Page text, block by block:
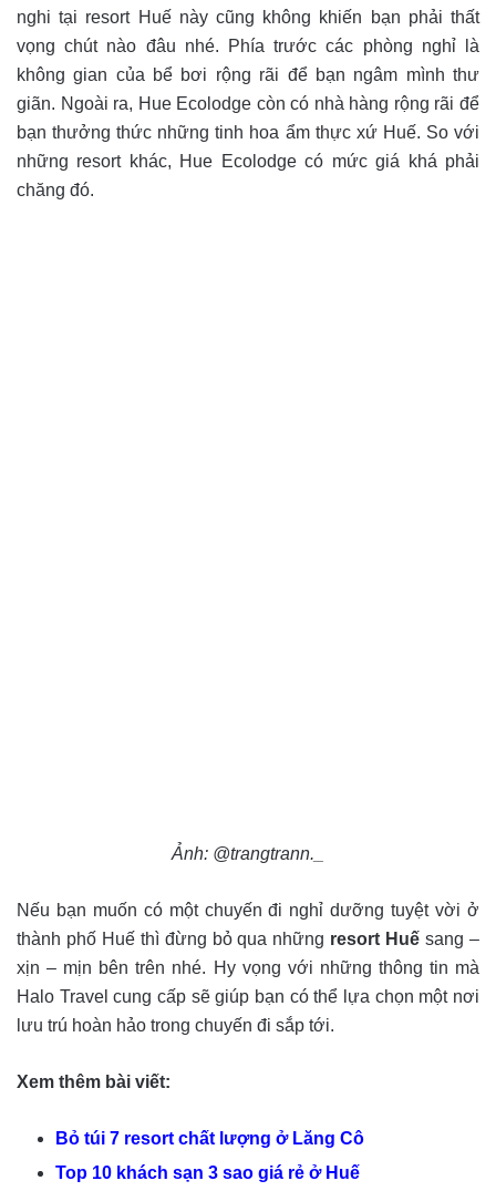
nghi tại resort Huế này cũng không khiến bạn phải thất
vọng chút nào đâu nhé. Phía trước các phòng nghỉ là
không gian của bể bơi rộng rãi để bạn ngâm mình thư
giãn. Ngoài ra, Hue Ecolodge còn có nhà hàng rộng rãi để
bạn thưởng thức những tinh hoa ẩm thực xứ Huế. So với
những resort khác, Hue Ecolodge có mức giá khá phải
chăng đó.
Ảnh: @trangtrann._
Nếu bạn muốn có một chuyến đi nghỉ dưỡng tuyệt vời ở
thành phố Huế thì đừng bỏ qua những resort Huế sang –
xịn – mịn bên trên nhé. Hy vọng với những thông tin mà
Halo Travel cung cấp sẽ giúp bạn có thể lựa chọn một nơi
lưu trú hoàn hảo trong chuyến đi sắp tới.
Xem thêm bài viết:
Bỏ túi 7 resort chất lượng ở Lăng Cô
Top 10 khách sạn 3 sao giá rẻ ở Huế